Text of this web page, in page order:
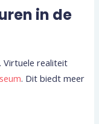
in de
Virtuele realiteit
. Dit biedt meer